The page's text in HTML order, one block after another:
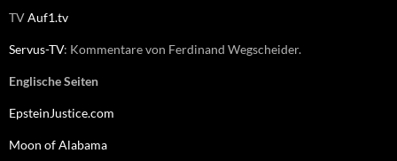
TVAuf1.tv
Servus-TV: Kommentare von Ferdinand Wegscheider.
Englische Seiten
EpsteinJustice.com
Moon of Alabama